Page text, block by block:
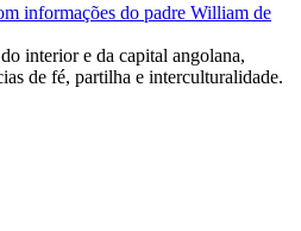
informações do padre William de
interior e da capital angolana,
de fé, partilha e interculturalidade.